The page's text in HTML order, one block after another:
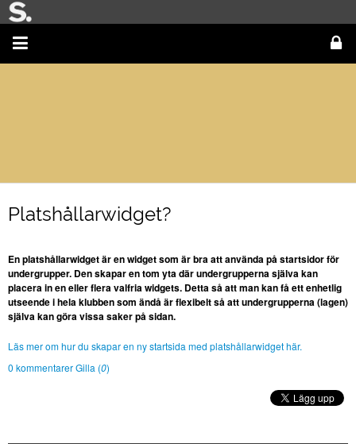
Platshållarwidget?
En platshållarwidget är en widget som är bra att använda på startsidor för
undergrupper. Den skapar en tom yta där undergrupperna själva kan
placera in en eller flera valfria widgets. Detta så att man kan få ett enhetlig
utseende i hela klubben som ändå är flexibelt så att undergrupperna (lagen)
själva kan göra vissa saker på sidan.
Läs mer om hur du skapar en ny startsida med platshållarwidget här.
0 kommentarerGilla (0)